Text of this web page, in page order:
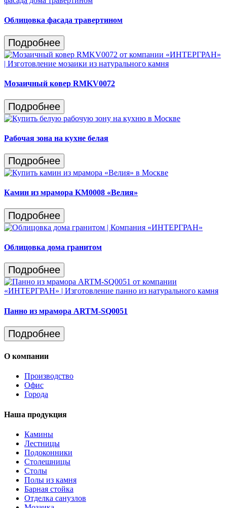
Облицовка фасада травертином
Подробнее
Мозаичный ковер RMKV0072
Подробнее
Рабочая зона на кухне белая
Подробнее
Камин из мрамора KM0008 «Велия»
Подробнее
Облицовка дома гранитом
Подробнее
Панно из мрамора ARTM-SQ0051
Подробнее
О компании
Производство
Офис
Города
Наша продукция
Камины
Лестницы
Подоконники
Столешницы
Столы
Полы из камня
Барная стойка
Отделка санузлов